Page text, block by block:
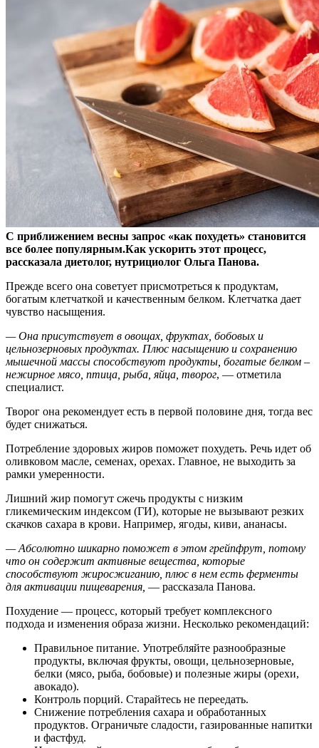
С приближением весны запрос «как похудеть» становится
все более популярным.Как ускорить этот процесс,
рассказала диетолог, нутрициолог Ольга Панова.
Прежде всего она советует присмотреться к продуктам,
богатым клетчаткой и качественным белком. Клетчатка дает
чувство насыщения.
— Она присутствует в овощах, фруктах, бобовых и
цельнозерновых продуктах. Плюс насыщению и сохранению
мышечной массы способствуют продукты, богатые белком –
нежирное мясо, птица, рыба, яйца, творог, — отметила
специалист.
Творог она рекомендует есть в первой половине дня, тогда вес
будет снижаться.
Потребление здоровых жиров поможет похудеть. Речь идет об
оливковом масле, семенах, орехах. Главное, не выходить за
рамки умеренности.
Лишний жир помогут сжечь продукты с низким
гликемическим индексом (ГИ), которые не вызывают резких
скачков сахара в крови. Например, ягоды, киви, ананасы.
— Абсолютно шикарно поможет в этом грейпфрут, потому
что он содержит активные вещества, которые
способствуют жиросжиганию, плюс в нем есть ферменты
для активации пищеварения, — рассказала Панова.
Похудение — процесс, который требует комплексного
подхода и изменения образа жизни. Несколько рекомендаций:
Правильное питание. Употребляйте разнообразные
продукты, включая фрукты, овощи, цельнозерновые,
белки (мясо, рыба, бобовые) и полезные жиры (орехи,
авокадо).
Контроль порций. Старайтесь не переедать.
Снижение потребления сахара и обработанных
продуктов. Ограничьте сладости, газированные напитки
и фастфуд.